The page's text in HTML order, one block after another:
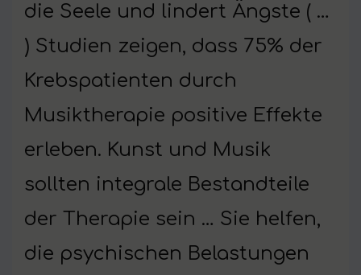
die Seele und lindert Ängste ( …
) Studien zeigen, dass 75% der
Krebspatienten durch
Musiktherapie positive Effekte
erleben. Kunst und Musik
sollten integrale Bestandteile
der Therapie sein … Sie helfen,
die psychischen Belastungen